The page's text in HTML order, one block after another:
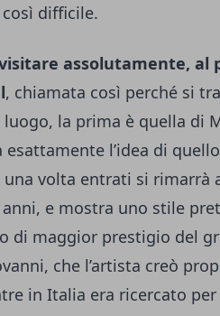
difficile.
assolutamente, al
, chiamata così perché si
la prima è quella di
l’idea di
volta entrati si rimarrà
e mostra uno stile
di maggior prestigio del
che l’artista creò
in Italia era ricercato